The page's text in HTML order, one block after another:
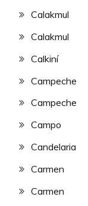
Calakmul
Calakmul
Calkiní
Campeche
Campeche
Campo
Candelaria
Carmen
Carmen